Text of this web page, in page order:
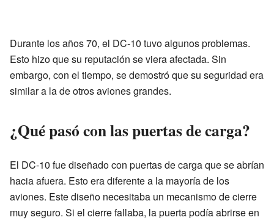
Durante los años 70, el DC-10 tuvo algunos problemas.
Esto hizo que su reputación se viera afectada. Sin
embargo, con el tiempo, se demostró que su seguridad era
similar a la de otros aviones grandes.
¿Qué pasó con las puertas de carga?
El DC-10 fue diseñado con puertas de carga que se abrían
hacia afuera. Esto era diferente a la mayoría de los
aviones. Este diseño necesitaba un mecanismo de cierre
muy seguro. Si el cierre fallaba, la puerta podía abrirse en